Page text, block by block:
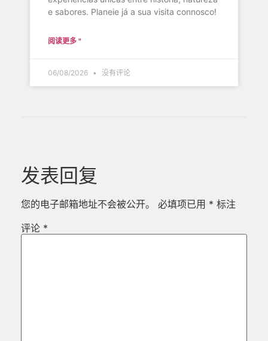
e sabores. Planeie já a sua visita connosco!
阅读更多 "
06/08/2026 没有评论
发表回复
您的电子邮箱地址不会被公开。 必填项已用 * 标注
评论 *